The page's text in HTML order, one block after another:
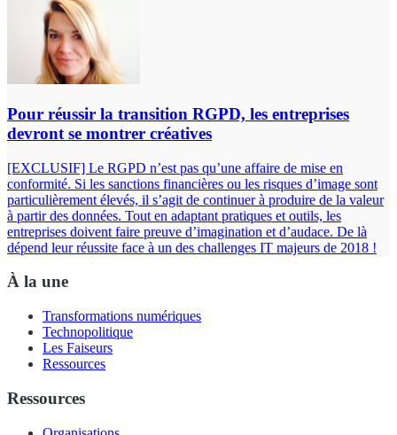
Pour réussir la transition RGPD, les entreprises
devront se montrer créatives
[EXCLUSIF] Le RGPD n’est pas qu’une affaire de mise en
conformité. Si les sanctions financières ou les risques d’image sont
particulièrement élevés, il s’agit de continuer à produire de la valeur
à partir des données. Tout en adaptant pratiques et outils, les
entreprises doivent faire preuve d’imagination et d’audace. De là
dépend leur réussite face à un des challenges IT majeurs de 2018 !
À la une
Transformations numériques
Technopolitique
Les Faiseurs
Ressources
Ressources